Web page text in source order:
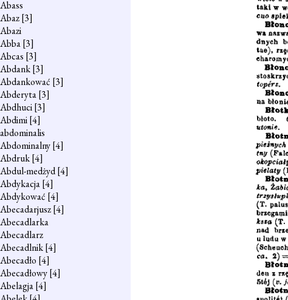
Abass
Abaz[3]
Abazi
Abba[3]
Abcas [3]
Abdank[3]
Abdankować [3]
Abderyta[3]
Abdhuci[3]
Abdimi[4]
abdominalis
Abdominalny[4]
Abdruk[4]
Abdul-medżyd[4]
Abdykacja[4]
Abdykować [4]
Abecadarjusz[4]
Abecadlarka
Abecadlarz
Abecadlnik[4]
Abecadło [4]
Abecadłowy[4]
Abelagja[4]